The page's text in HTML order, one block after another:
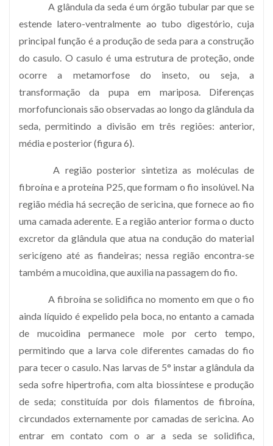
A glândula da seda é um órgão tubular par que se
estende latero-ventralmente ao tubo digestório, cuja
principal função é a produção de seda para a construção
do casulo. O casulo é uma estrutura de proteção, onde
ocorre a metamorfose do inseto, ou seja, a
transformação da pupa em mariposa. Diferenças
morfofuncionais são observadas ao longo da glândula da
seda, permitindo a divisão em três regiões: anterior,
média e posterior (figura 6).
A região posterior sintetiza as moléculas de
fibroína e a proteína P25, que formam o fio insolúvel. Na
região média há secreção de sericina, que fornece ao fio
uma camada aderente. E a região anterior forma o ducto
excretor da glândula que atua na condução do material
sericígeno até as fiandeiras; nessa região encontra-se
também a mucoidina, que auxilia na passagem do fio.
A fibroína se solidifica no momento em que o fio
ainda líquido é expelido pela boca, no entanto a camada
de mucoidina permanece mole por certo tempo,
permitindo que a larva cole diferentes camadas do fio
para tecer o casulo. Nas larvas de 5° instar a glândula da
seda sofre hipertrofia, com alta biossíntese e produção
de seda; constituída por dois filamentos de fibroína,
circundados externamente por camadas de sericina. Ao
entrar em contato com o ar a seda se solidifica,